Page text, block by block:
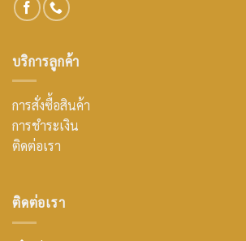
บริการลูกค้า
การสั่งซื้อสินค้า
การชำระเงิน
ติดต่อเรา
ติดต่อเรา